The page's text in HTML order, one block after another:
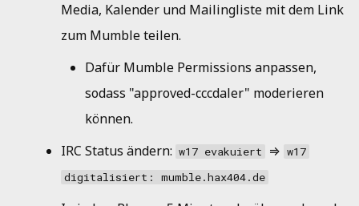
Media, Kalender und Mailingliste mit dem Link
zum Mumble teilen.
Dafür Mumble Permissions anpassen,
sodass "approved-cccdaler" moderieren
können.
IRC Status ändern: w17 evakuiert ⇒ w17
digitalisiert: mumble.hax404.de